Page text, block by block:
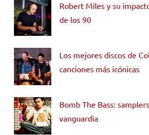
Robert Miles y su
de los 90
Los mejores discos de
canciones más icónicas
Bomb The Bass:
vanguardia